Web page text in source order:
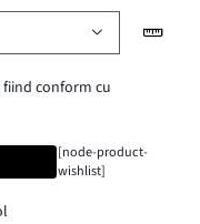
conform cu
[node-product-
wishlist]